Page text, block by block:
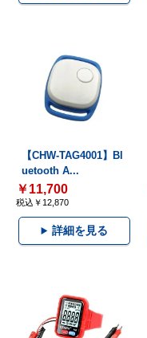
【CHW-TAG4001】Bl
uetooth A...
￥11,700
税込￥12,870
詳細を見る